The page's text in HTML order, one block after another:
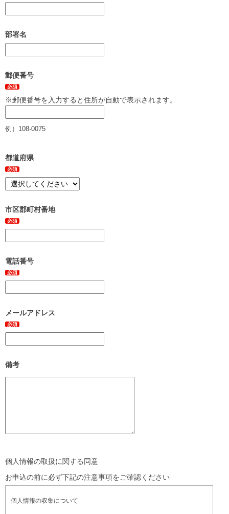
部署名
郵便番号
必須
※郵便番号を入力すると住所が自動で表示されます。
例）108-0075
都道府県
必須
市区郡町村番地
必須
電話番号
必須
メールアドレス
必須
備考
個人情報の取扱に関する同意
お申込の前に必ず下記の注意事項をご確認ください
個人情報の収集について